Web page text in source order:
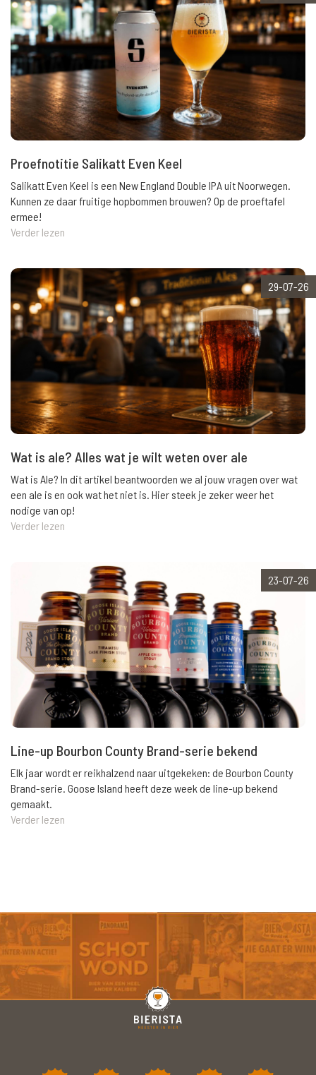
Proefnotitie Salikatt Even Keel
Salikatt Even Keel is een New England Double IPA uit Noorwegen.
Kunnen ze daar fruitige hopbommen brouwen? Op de proeftafel
ermee!
Verder lezen
29-07-26
Wat is ale? Alles wat je wilt weten over ale
Wat is Ale? In dit artikel beantwoorden we al jouw vragen over wat
een ale is en ook wat het niet is. Hier steek je zeker weer het
nodige van op!
Verder lezen
23-07-26
Line-up Bourbon County Brand-serie bekend
Elk jaar wordt er reikhalzend naar uitgekeken: de Bourbon County
Brand-serie. Goose Island heeft deze week de line-up bekend
gemaakt.
Verder lezen